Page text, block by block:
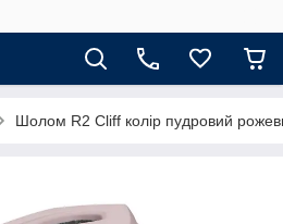
Шолом R2 Cliff колір пудровий